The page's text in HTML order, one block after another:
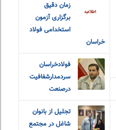
زمان دقیق
برگزاری آزمون
استخدامی فولاد
خراسان
فولادخراسان
سردمدارشفافیت
درصنعت
تجلیل از بانوان
شاغل در مجتمع